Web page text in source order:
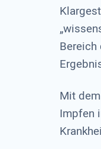
Mit
Impfen